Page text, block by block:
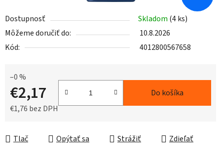
Dostupnosť Skladom (4 ks)
Môžeme doručiť do:
10.8.2026
Kód:
4012800567658
–0 %
€2,17
€1,76 bez DPH
Do košíka
Tlač Opýtať sa Strážiť Zdieľať